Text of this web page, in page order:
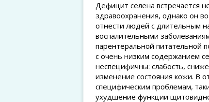
Дефицит селена встречается
здравоохранения, однако он
отнести людей с длительным
воспалительными
парентеральной питательной
с очень низким содержанием
неспецифичны: слабость,
изменение состояния кожи. В
специфическим проблемам,
ухудшение функции